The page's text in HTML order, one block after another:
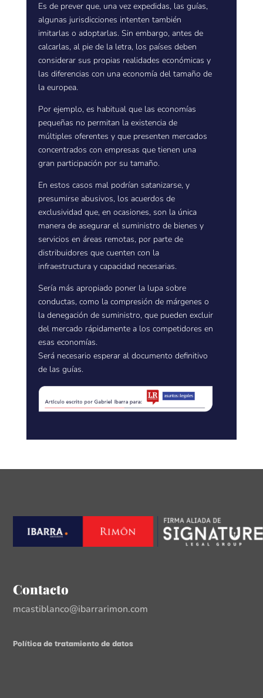
Es de prever que, una vez expedidas, las guías,
algunas jurisdicciones intenten también
imitarlas o adoptarlas. Sin embargo, antes de
calcarlas, al pie de la letra, los países deben
considerar sus propias realidades económicas y
las diferencias con una economía del tamaño de
la europea.
Por ejemplo, es habitual que las economías
pequeñas no permitan la existencia de
múltiples oferentes y que presenten mercados
concentrados con empresas que tienen una
gran participación por su tamaño.
En estos casos mal podrían satanizarse, y
presumirse abusivos, los acuerdos de
exclusividad que, en ocasiones, son la única
manera de asegurar el suministro de bienes y
servicios en áreas remotas, por parte de
distribuidores que cuenten con la
infraestructura y capacidad necesarias.
Sería más apropiado poner la lupa sobre
conductas, como la compresión de márgenes o
la denegación de suministro, que pueden excluir
del mercado rápidamente a los competidores en
esas economías.
Será necesario esperar al documento definitivo
de las guías.
Contacto
mcastiblanco@ibarrarimon.com
Política de tratamiento de datos